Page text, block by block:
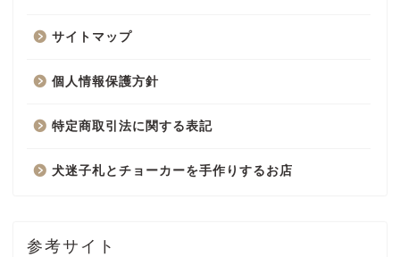
サイトマップ
個人情報保護方針
特定商取引法に関する表記
犬迷子札とチョーカーを手作りするお店
参考サイト